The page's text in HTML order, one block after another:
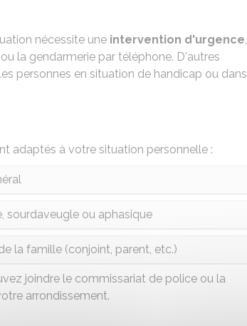
nécessite une intervention d'urgence,
la gendarmerie par téléphone. D'autres
personnes en situation de handicap ou dans
adaptés à votre situation personnelle :
sourdaveugle ou aphasique
la famille (conjoint, parent, etc.)
joindre le commissariat de police ou la
arrondissement.